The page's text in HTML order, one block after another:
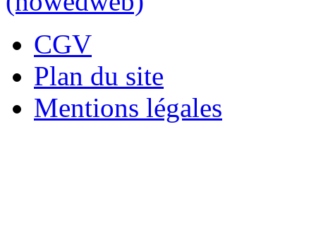
CGV
Plan du site
Mentions légales